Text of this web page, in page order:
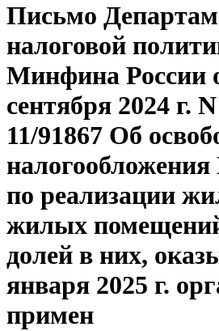
Письмо
налоговой
Минфина России
сентября 2024 г.
11/91867 Об
по реализации
жилых
долей в них,
января 2025 г.
примен